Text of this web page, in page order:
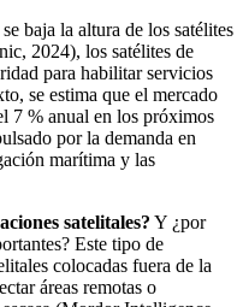
baja la altura de los satélites
2024), los satélites de
para habilitar servicios
se estima que el mercado
7 % anual en los próximos
por la demanda en
marítima y las
satelitales? Y ¿por
Este tipo de
colocadas fuera de la
áreas remotas o